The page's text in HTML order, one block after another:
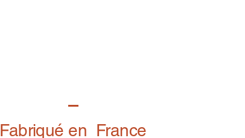
Fabriqué en France